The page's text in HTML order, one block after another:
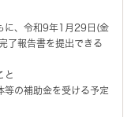
に、令和9年1月29日(金
了報告書を提出できる
と
等の補助金を受ける予定